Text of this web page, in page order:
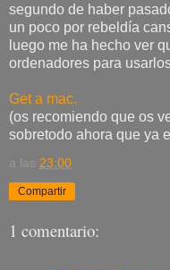
segundo de haber
un poco por rebeldía
luego me ha hecho ver
ordenadores para
Get a mac.
(os recomiendo que os
sobretodo ahora que ya
a las 23:00
Compartir
1 comentario: